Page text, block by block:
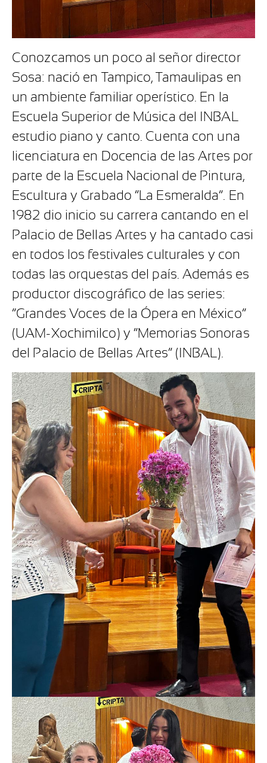
Conozcamos un poco al señor director
Sosa: nació en Tampico, Tamaulipas en
un ambiente familiar operístico. En la
Escuela Superior de Música del INBAL
estudio piano y canto. Cuenta con una
licenciatura en Docencia de las Artes por
parte de la Escuela Nacional de Pintura,
Escultura y Grabado “La Esmeralda”. En
1982 dio inicio su carrera cantando en el
Palacio de Bellas Artes y ha cantado casi
en todos los festivales culturales y con
todas las orquestas del país. Además es
productor discográfico de las series:
“Grandes Voces de la Ópera en México”
(UAM-Xochimilco) y “Memorias Sonoras
del Palacio de Bellas Artes” (INBAL).